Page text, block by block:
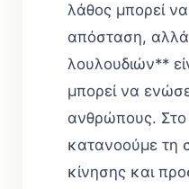
λάθος μπορεί
απόσταση,
λουλουδιών**
μπορεί να
ανθρώπους.
κατανοούμε τη
κίνησης και